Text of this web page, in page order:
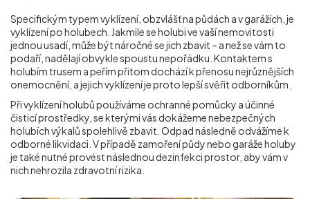
Specifickým typem vyklízení, obzvlášť na půdách a v garážích, je
vyklízení po holubech. Jakmile se holubi ve vaší nemovitosti
jednou usadí, může být náročné se jich zbavit – a než se vám to
podaří, nadělají obvykle spoustu nepořádku. Kontaktem s
holubím trusem a peřím přitom dochází k přenosu nejrůznějších
onemocnění, a jejich vyklízení je proto lepší svěřit odborníkům.
Při vyklízení holubů používáme ochranné pomůcky a účinné
čisticí prostředky, se kterými vás dokážeme nebezpečných
holubích výkalů spolehlivě zbavit. Odpad následně odvážíme k
odborné likvidaci. V případě zamoření půdy nebo garáže holuby
je také nutné provést následnou dezinfekci prostor, aby vám v
nich nehrozila zdravotní rizika.